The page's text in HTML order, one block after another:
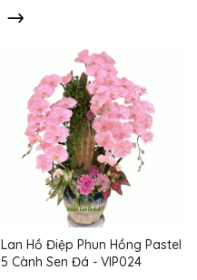
Lan Hồ Điệp Phun Hồng Pastel
5 Cành Sen Đá - VIP024